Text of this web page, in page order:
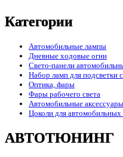
Категории
Автомобильные лампы
Дневные ходовые огни
Свето-панели
Набор ламп для подсветки
Оптика, фары
Фары рабочего света
Автомобильные аксессуары
Цоколи для автомобильных
АВТОТЮНИНГ